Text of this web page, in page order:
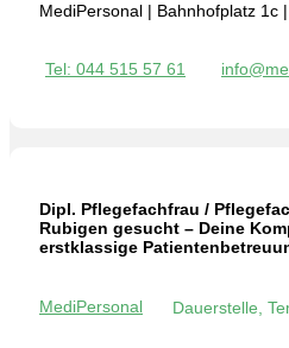
MediPersonal | Bahnhofplatz 1c
Tel: 044 515 57 61
Dipl. Pflegefachfrau /
Rubigen gesucht – Deine
erstklassige
MediPersonal Dauerstelle,